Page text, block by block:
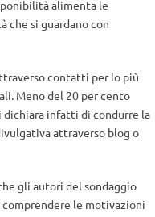
alimenta le
che si guardano con
contatti per lo più
Meno del 20 per cento
infatti di condurre la
attraverso blog o
gli autori del sondaggio
comprendere le motivazioni